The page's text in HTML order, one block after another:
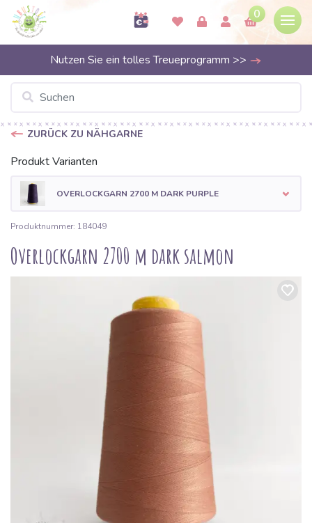
0
Nutzen Sie ein tolles Treueprogramm >>
ZURÜCK ZU NÄHGARNE
Produkt Varianten
OVERLOCKGARN 2700 M DARK PURPLE
Produktnummer: 184049
Overlockgarn 2700 m dark salmon